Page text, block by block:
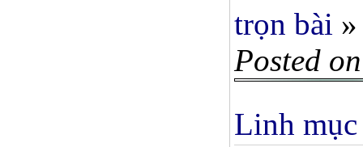
trọn bài »
Posted
Linh